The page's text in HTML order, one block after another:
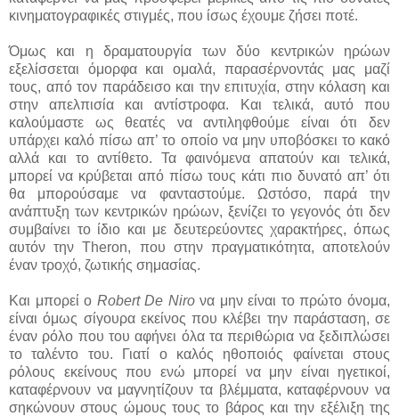
κινηματογραφικές στιγμές, που ίσως έχουμε ζήσει ποτέ.
Όμως και η δραματουργία των δύο κεντρικών ηρώων
εξελίσσεται όμορφα και ομαλά, παρασέρνοντάς μας μαζί
τους, από τον παράδεισο και την επιτυχία, στην κόλαση και
στην απελπισία και αντίστροφα. Και τελικά, αυτό που
καλούμαστε ως θεατές να αντιληφθούμε είναι ότι δεν
υπάρχει καλό πίσω απ’ το οποίο να μην υποβόσκει το κακό
αλλά και το αντίθετο. Τα φαινόμενα απατούν και τελικά,
μπορεί να κρύβεται από πίσω τους κάτι πιο δυνατό απ’ ότι
θα μπορούσαμε να φανταστούμε. Ωστόσο, παρά την
ανάπτυξη των κεντρικών ηρώων, ξενίζει το γεγονός ότι δεν
συμβαίνει το ίδιο και με δευτερεύοντες χαρακτήρες, όπως
αυτόν την Theron, που στην πραγματικότητα, αποτελούν
έναν τροχό, ζωτικής σημασίας.
Και μπορεί ο Robert De Niroνα μην είναι το πρώτο όνομα,
είναι όμως σίγουρα εκείνος που κλέβει την παράσταση, σε
έναν ρόλο που του αφήνει όλα τα περιθώρια να ξεδιπλώσει
το ταλέντο του. Γιατί ο καλός ηθοποιός φαίνεται στους
ρόλους εκείνους που ενώ μπορεί να μην είναι ηγετικοί,
καταφέρνουν να μαγνητίζουν τα βλέμματα, καταφέρνουν να
σηκώνουν στους ώμους τους το βάρος και την εξέλιξη της